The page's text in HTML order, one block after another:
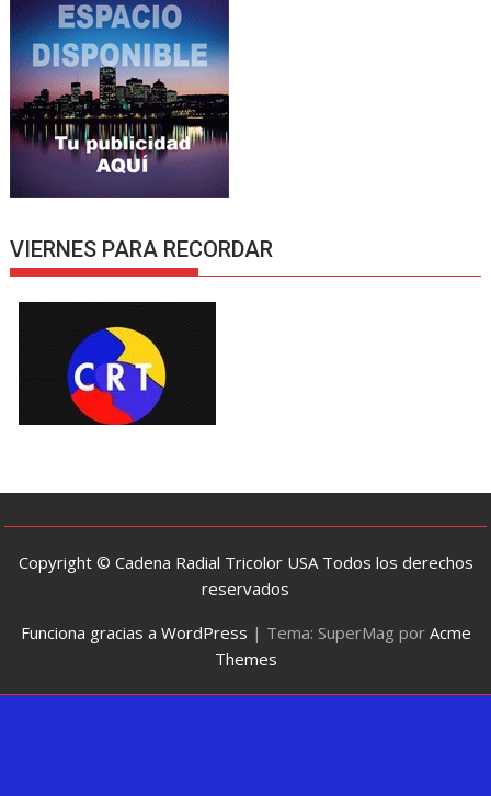
VIERNES PARA RECORDAR
Copyright © Cadena Radial Tricolor USA Todos los derechos
reservados
Funciona gracias a WordPress | Tema: SuperMag por Acme
Themes